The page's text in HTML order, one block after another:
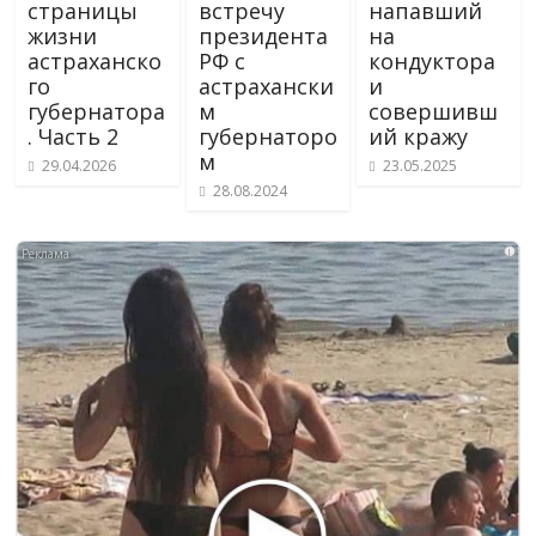
страницы
жизни
астраханско
го
губернатора
. Часть 2
29.04.2026
встречу
президента
РФ с
астрахански
м
губернаторо
м
28.08.2024
напавший
на
кондуктора
и
совершивш
ий кражу
23.05.2025
i